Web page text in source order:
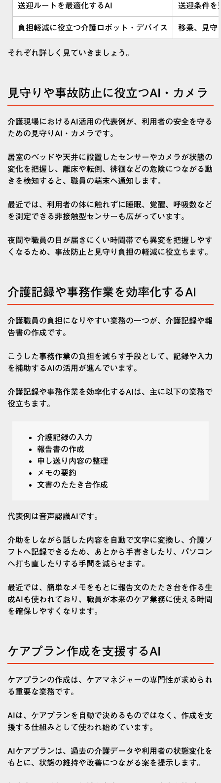
送迎ルートを最適化するAI 送迎条件を
負担軽減に役立つ介護ロボット・デバイス 移乗、見守
それぞれ詳しく見ていきましょう。
見守りや事故防止に役立つAI・カメラ
介護現場におけるAI活用の代表例が、利用者の安全を守る
ための見守りAI・カメラです。
居室のベッドや天井に設置したセンサーやカメラが状態の
変化を把握し、離床や転倒、徘徊などの危険につながる動
きを検知すると、職員の端末へ通知します。
最近では、利用者の体に触れずに睡眠、覚醒、呼吸数など
を測定できる非接触型センサーも広がっています。
夜間や職員の目が届きにくい時間帯でも異変を把握しやす
くなるため、事故防止と見守り負担の軽減に役立ちます。
介護記録や事務作業を効率化するAI
介護職員の負担になりやすい業務の一つが、介護記録や報
告書の作成です。
こうした事務作業の負担を減らす手段として、記録や入力
を補助するAIの活用が進んでいます。
介護記録や事務作業を効率化するAIは、主に以下の業務で
役立ちます。
介護記録の入力
報告書の作成
申し送り内容の整理
メモの要約
文書のたたき台作成
代表例は音声認識AIです。
介助をしながら話した内容を自動で文字に変換し、介護ソ
フトへ記録できるため、あとから手書きしたり、パソコン
へ打ち直したりする手間を減らせます。
最近では、簡単なメモをもとに報告文のたたき台を作る生
成AIも使われており、職員が本来のケア業務に使える時間
を確保しやすくなります。
ケアプラン作成を支援するAI
ケアプランの作成は、ケアマネジャーの専門性が求められ
る重要な業務です。
AIは、ケアプランを自動で決めるものではなく、作成を支
援する仕組みとして使われ始めています。
AIケアプランは、過去の介護データや利用者の状態変化を
もとに、状態の維持や改善につながる案を提示します。